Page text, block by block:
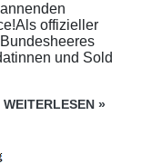
offizieller
und Sold
WEITERLESEN »